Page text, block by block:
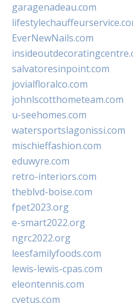
garagenadeau.com
EverNewNails.com
salvatoresinpoint.com
jovialfloralco.com
johnlscotthometeam.com
u-seehomes.com
watersportslagonissi.com
mischieffashion.com
eduwyre.com
retro-interiors.com
theblvd-boise.com
fpet2023.org
e-smart2022.org
ngrc2022.org
leesfamilyfoods.com
lewis-lewis-cpas.com
eleontennis.com
cyetus.com